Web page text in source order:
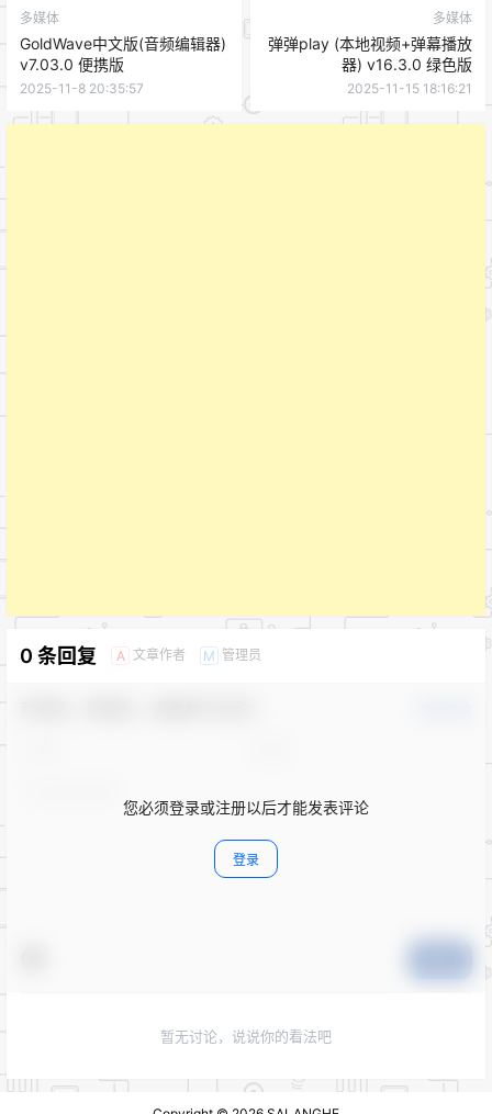
多媒体
GoldWave中文版(音频编辑器)
v7.03.0 便携版
2025-11-8 20:35:57
多媒体
弹弹play (本地视频+弹幕播放
器) v16.3.0 绿色版
2025-11-15 18:16:21
0 条回复 A 文章作者 M 管理员
您必须登录或注册以后才能发表评论
登录
暂无讨论，说说你的看法吧